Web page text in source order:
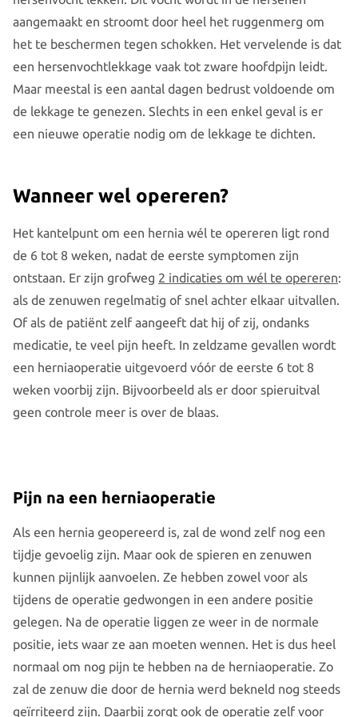
aangemaakt en stroomt door heel het ruggenmerg om
het te beschermen tegen schokken. Het vervelende is dat
een hersenvochtlekkage vaak tot zware hoofdpijn leidt.
Maar meestal is een aantal dagen bedrust voldoende om
de lekkage te genezen. Slechts in een enkel geval is er
een nieuwe operatie nodig om de lekkage te dichten.
Wanneer wel opereren?
Het kantelpunt om een hernia wél te opereren ligt rond
de 6 tot 8 weken, nadat de eerste symptomen zijn
ontstaan. Er zijn grofweg 2 indicaties om wél te opereren:
als de zenuwen regelmatig of snel achter elkaar uitvallen.
Of als de patiënt zelf aangeeft dat hij of zij, ondanks
medicatie, te veel pijn heeft. In zeldzame gevallen wordt
een herniaoperatie uitgevoerd vóór de eerste 6 tot 8
weken voorbij zijn. Bijvoorbeeld als er door spieruitval
geen controle meer is over de blaas.
Pijn na een herniaoperatie
Als een hernia geopereerd is, zal de wond zelf nog een
tijdje gevoelig zijn. Maar ook de spieren en zenuwen
kunnen pijnlijk aanvoelen. Ze hebben zowel voor als
tijdens de operatie gedwongen in een andere positie
gelegen. Na de operatie liggen ze weer in de normale
positie, iets waar ze aan moeten wennen. Het is dus heel
normaal om nog pijn te hebben na de herniaoperatie. Zo
zal de zenuw die door de hernia werd bekneld nog steeds
geïrriteerd zijn. Daarbij zorgt ook de operatie zelf voor